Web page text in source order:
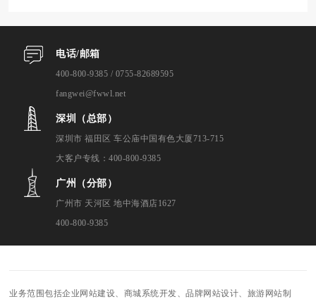
电话/邮箱
400-800-9385 / 0755-82689595
fangwei@fwwl.net
深圳（总部）
深圳市 福田区 车公庙中国有色大厦713-715
大客户专线：400-800-9385
广州（分部）
广州市 天河区 地中海酒店1627
400-800-9385
业务范围包括企业网站建设、商城系统开发、品牌网站设计、旅游网站制